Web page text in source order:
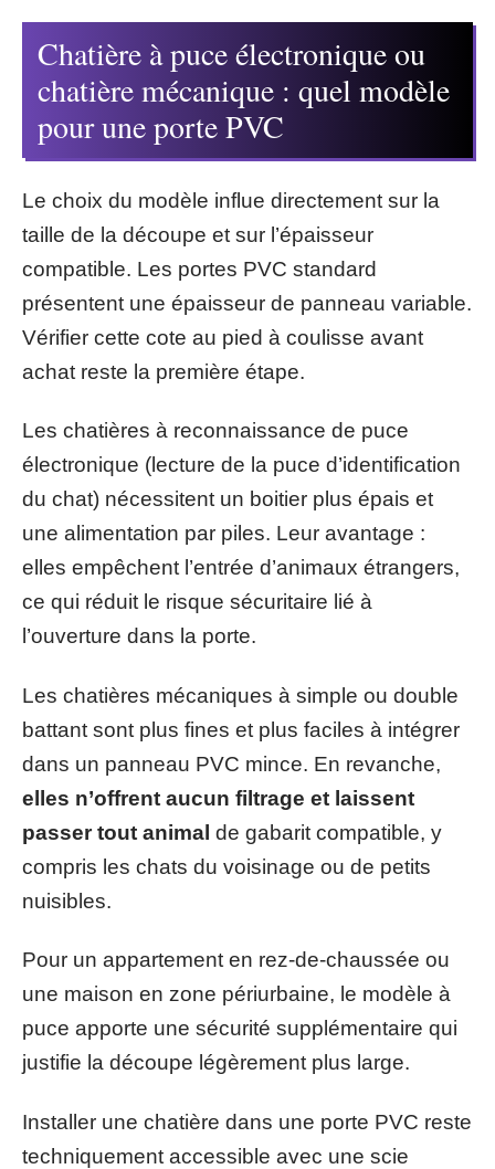
Chatière à puce électronique ou
chatière mécanique : quel modèle
pour une porte PVC
Le choix du modèle influe directement sur la
taille de la découpe et sur l’épaisseur
compatible. Les portes PVC standard
présentent une épaisseur de panneau variable.
Vérifier cette cote au pied à coulisse avant
achat reste la première étape.
Les chatières à reconnaissance de puce
électronique (lecture de la puce d’identification
du chat) nécessitent un boitier plus épais et
une alimentation par piles. Leur avantage :
elles empêchent l’entrée d’animaux étrangers,
ce qui réduit le risque sécuritaire lié à
l’ouverture dans la porte.
Les chatières mécaniques à simple ou double
battant sont plus fines et plus faciles à intégrer
dans un panneau PVC mince. En revanche,
elles n’offrent aucun filtrage et laissent
passer tout animal de gabarit compatible, y
compris les chats du voisinage ou de petits
nuisibles.
Pour un appartement en rez-de-chaussée ou
une maison en zone périurbaine, le modèle à
puce apporte une sécurité supplémentaire qui
justifie la découpe légèrement plus large.
Installer une chatière dans une porte PVC reste
techniquement accessible avec une scie